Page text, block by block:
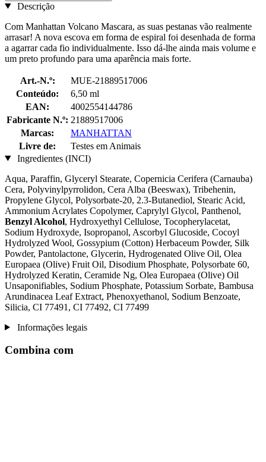
Descrição
Com Manhattan Volcano Mascara, as suas pestanas vão realmente
arrasar! A nova escova em forma de espiral foi desenhada de forma
a agarrar cada fio individualmente. Isso dá-lhe ainda mais volume e
um preto profundo para uma aparência mais forte.
Art.-N.º:
MUE-21889517006
Conteúdo:
6,50 ml
EAN:
4002554144786
Fabricante N.º: 21889517006
Marcas:
MANHATTAN
Livre de:
Testes em Animais
Ingredientes (INCI)
Aqua, Paraffin, Glyceryl Stearate, Copernicia Cerifera (Carnauba)
Cera, Polyvinylpyrrolidon, Cera Alba (Beeswax), Tribehenin,
Propylene Glycol, Polysorbate-20, 2.3-Butanediol, Stearic Acid,
Ammonium Acrylates Copolymer, Caprylyl Glycol, Panthenol,
Benzyl Alcohol, Hydroxyethyl Cellulose, Tocopherylacetat,
Sodium Hydroxyde, Isopropanol, Ascorbyl Glucoside, Cocoyl
Hydrolyzed Wool, Gossypium (Cotton) Herbaceum Powder, Silk
Powder, Pantolactone, Glycerin, Hydrogenated Olive Oil, Olea
Europaea (Olive) Fruit Oil, Disodium Phosphate, Polysorbate 60,
Hydrolyzed Keratin, Ceramide Ng, Olea Europaea (Olive) Oil
Unsaponifiables, Sodium Phosphate, Potassium Sorbate, Bambusa
Arundinacea Leaf Extract, Phenoxyethanol, Sodium Benzoate,
Silicia, CI 77491, CI 77492, CI 77499
Informações legais
Combina com